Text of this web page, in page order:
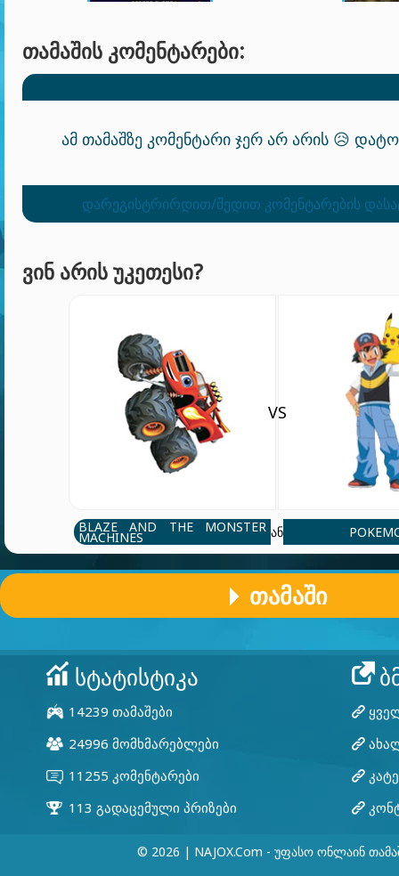
ᲗᲐᲛᲐᲨᲘᲡ ᲙᲝᲛᲔᲜᲢᲐᲠᲔᲑᲘ:
ამ თამაშზე კომენტარი ჯერ არ არის 😥
დარეგისტრირდით/შედით კომენტარების
ᲕᲘᲜ ᲐᲠᲘᲡ ᲣᲙᲔᲗᲔᲡᲘ?
BLAZE AND THE MONSTER
MACHINES
VS
ან
ᲗᲐᲛᲐᲨᲘ
© 2026 | NAJOX.com - Უფასო Ონლაინ